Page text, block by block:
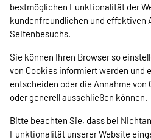
bestmöglichen Funktionalität der
kundenfreundlichen und effektiven
Seitenbesuchs.
Sie können Ihren Browser so
von Cookies informiert werden und
entscheiden oder die Annahme
oder generell ausschließen können.
Bitte beachten Sie, dass bei
Funktionalität unserer Website